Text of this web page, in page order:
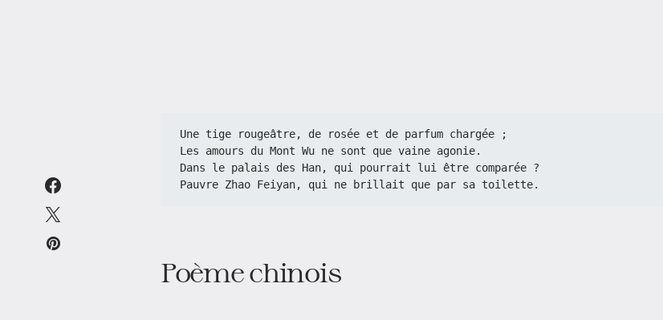
Une tige rougeâtre, de rosée et de parfum chargée ;
Les amours du Mont Wu ne sont que vaine agonie.
Dans le palais des Han, qui pourrait lui être comparée ?
Pauvre Zhao Feiyan, qui ne brillait que par sa toilette.
Poème chinois